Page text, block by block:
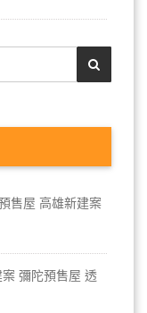
售屋 高雄新建案
彌陀預售屋 透